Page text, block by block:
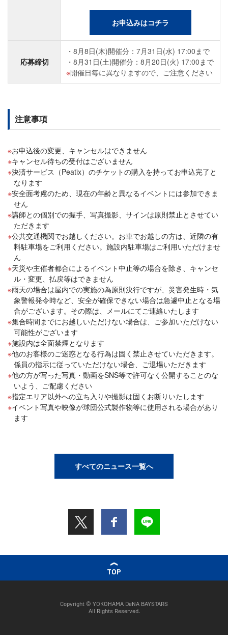
お申込みはコチラ
応募締切
8月8日(木)開催分：7月31日(水) 17:00まで
8月31日(土)開催分：8月20日(火) 17:00まで
開催日毎に異なりますので、ご注意ください
注意事項
お申込後の変更、キャンセルはできません
キャンセル待ちの受付はございません
決済サービス（Peatix）のチケットの購入を持ってお申込完了と
なります
安全面考慮のため、現在の年齢と異なるイベントには参加できま
せん
講師との個別での握手、写真撮影、サインは原則禁止とさせてい
ただきます
公共交通機関でお越しください。お車でお越しの方は、近隣の有
料駐車場をご利用ください。施設内駐車場はご利用いただけませ
ん
天災や主催者都合によるイベント中止等の場合を除き、キャンセ
ル・変更、払戻等はできません
雨天の場合は屋内での実施の為原則決行ですが、災害発生時・気
象警報発令時など、安全が確保できない場合は急遽中止となる場
合がございます。その際は、メールにてご連絡いたします
集合時間までにお越しいただけない場合は、ご参加いただけない
可能性がございます
施設内は全面禁煙となります
他のお客様のご迷惑となる行為は固く禁止させていただきます。
係員の指示に従っていただけない場合、ご退場いただきます
他の方が写った写真・動画をSNS等で許可なく公開することのな
いよう、ご配慮ください
指定エリア以外への立ち入りや撮影は固くお断りいたします
イベント写真や映像が球団公式製作物等に使用される場合があり
ます
すべてのニュース一覧へ
TOP
Copyright © YOKOHAMA DeNA BAYSTARS
All Rights Reserved.